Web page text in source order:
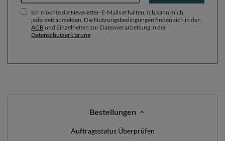
Ich möchte die Newsletter-E-Mails erhalten. Ich kann mich
jederzeit abmelden. Die Nutzungsbedingungen finden sich in den
AGB und Einzelheiten zur Datenverarbeitung in der
Datenschutzerklärung
Bestellungen
Auftragsstatus Überprüfen